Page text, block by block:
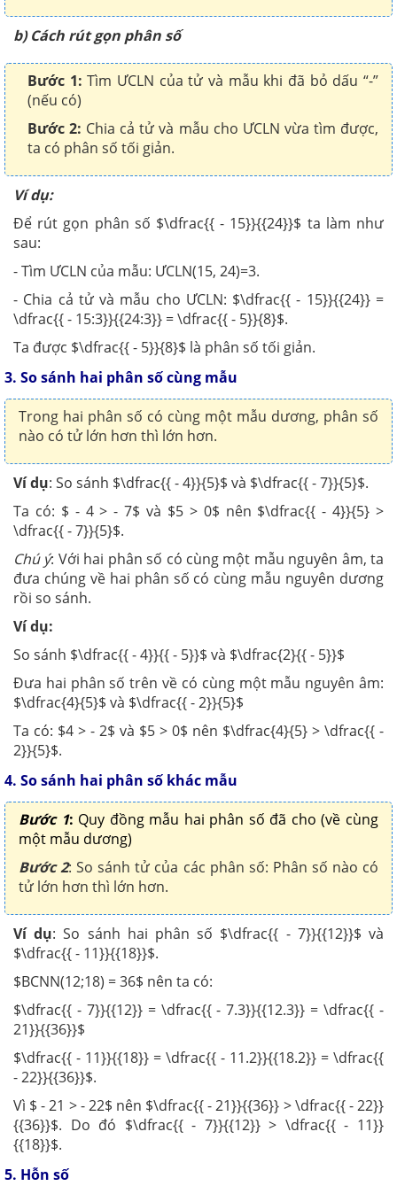
b) Cách rút gọn phân số
Bước 1:Tìm ƯCLN của tử và mẫu khi đã bỏ dấu “-”
(nếu có)
Bước 2: Chia cả tử và mẫu cho ƯCLN vừa tìm được,
ta có phân số tối giản.
Ví dụ:
Để rút gọn phân số $\dfrac{{ - 15}}{{24}}$ ta làm như
sau:
- Tìm ƯCLN của mẫu: ƯCLN(15, 24)=3.
- Chia cả tử và mẫu cho ƯCLN: $\dfrac{{ - 15}}{{24}} =
\dfrac{{ - 15:3}}{{24:3}} = \dfrac{{ - 5}}{8}$.
Ta được $\dfrac{{ - 5}}{8}$ là phân số tối giản.
3. So sánh hai phân số cùng mẫu
Trong hai phân số có cùng một mẫu dương, phân số
nào có tử lớn hơn thì lớn hơn.
Ví dụ: So sánh $\dfrac{{ - 4}}{5}$ và $\dfrac{{ - 7}}{5}$.
Ta có: $ - 4 > - 7$ và $5 > 0$ nên $\dfrac{{ - 4}}{5} >
\dfrac{{ - 7}}{5}$.
Chú ý: Với hai phân số có cùng một mẫu nguyên âm, ta
đưa chúng về hai phân số có cùng mẫu nguyên dương
rồi so sánh.
Ví dụ:
So sánh $\dfrac{{ - 4}}{{ - 5}}$ và $\dfrac{2}{{ - 5}}$
Đưa hai phân số trên về có cùng một mẫu nguyên âm:
$\dfrac{4}{5}$ và $\dfrac{{ - 2}}{5}$
Ta có: $4 > - 2$ và $5 > 0$ nên $\dfrac{4}{5} > \dfrac{{ -
2}}{5}$.
4. So sánh hai phân số khác mẫu
Bước 1: Quy đồng mẫu hai phân số đã cho (về cùng
một mẫu dương)
Bước 2: So sánh tử của các phân số: Phân số nào có
tử lớn hơn thì lớn hơn.
Ví dụ: So sánh hai phân số $\dfrac{{ - 7}}{{12}}$ và
$\dfrac{{ - 11}}{{18}}$.
$BCNN(12;18) = 36$ nên ta có:
$\dfrac{{ - 7}}{{12}} = \dfrac{{ - 7.3}}{{12.3}} = \dfrac{{ -
21}}{{36}}$
$\dfrac{{ - 11}}{{18}} = \dfrac{{ - 11.2}}{{18.2}} = \dfrac{{
- 22}}{{36}}$.
Vì $ - 21 > - 22$ nên $\dfrac{{ - 21}}{{36}} > \dfrac{{ - 22}}
{{36}}$. Do đó $\dfrac{{ - 7}}{{12}} > \dfrac{{ - 11}}
{{18}}$.
5. Hỗn số